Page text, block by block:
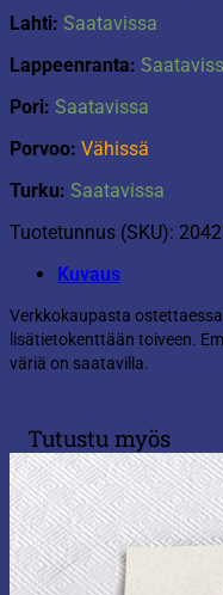
Lahti: Saatavissa
Lappeenranta:
Pori: Saatavissa
Porvoo: Vähissä
Turku: Saatavissa
Tuotetunnus (SKU):
Kuvaus
Verkkokaupasta
lisätietokenttään toiveen.
väriä on saatavilla.
Tutustu myös